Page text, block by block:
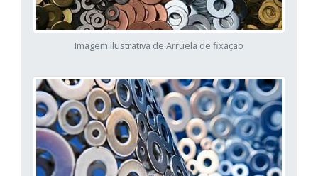
Imagem ilustrativa de Arruela de fixação